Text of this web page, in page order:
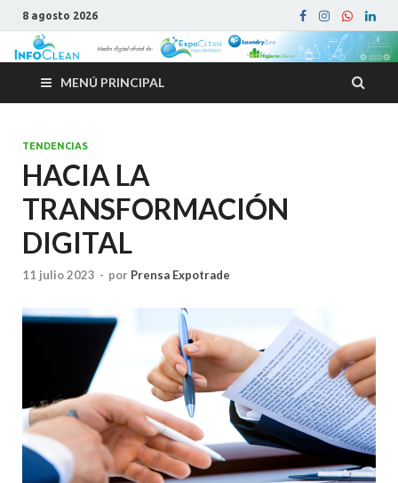
8 agosto 2026
MENÚ PRINCIPAL
TENDENCIAS
HACIA LA
TRANSFORMACIÓN
DIGITAL
11 julio 2023 - por Prensa Expotrade